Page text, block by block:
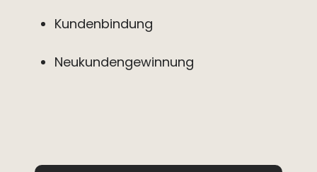
Kundenbindung
Neukundengewinnung